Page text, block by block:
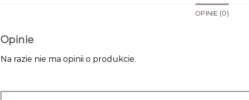
OPINIE (0)
Opinie
Na razie nie ma opinii o produkcie.